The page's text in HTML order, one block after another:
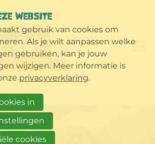
WEBSITE
gebruik van cookies om
Als je wilt aanpassen welke
gebruiken, kan je jouw
wijzigen. Meer informatie is
privacyverklaring.
in
cookies